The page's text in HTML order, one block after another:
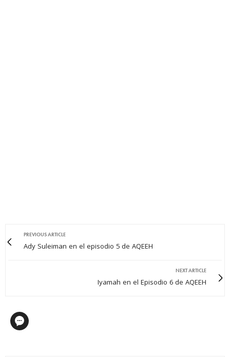
PREVIOUS ARTICLE
Ady Suleiman en el episodio 5 de AQEEH
NEXT ARTICLE
Iyamah en el Episodio 6 de AQEEH